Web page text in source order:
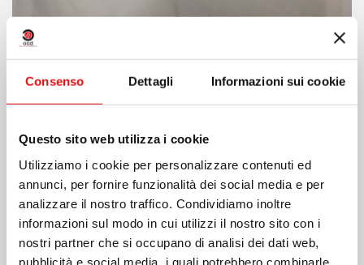
Consenso Dettagli Informazioni sui cookie
Questo sito web utilizza i cookie
Utilizziamo i cookie per personalizzare contenuti ed
annunci, per fornire funzionalità dei social media e per
analizzare il nostro traffico. Condividiamo inoltre
informazioni sul modo in cui utilizzi il nostro sito con i
nostri partner che si occupano di analisi dei dati web,
pubblicità e social media, i quali potrebbero combinarle
Condividi su: